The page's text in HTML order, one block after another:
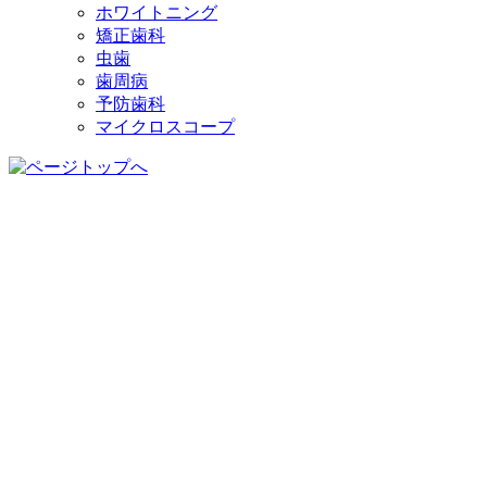
ホワイトニング
矯正歯科
虫歯
歯周病
予防歯科
マイクロスコープ